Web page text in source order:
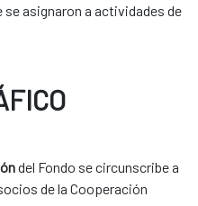
asignaron a actividades de
del Fondo se circunscribe a
de la Cooperación